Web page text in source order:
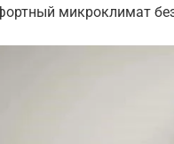
микроклимат